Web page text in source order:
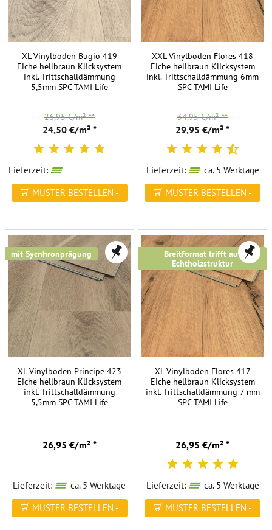
sind
sehr
vielseitig,
wenn
möglich,
Vinyl
zu
kaufen,
wie
andere
Bodenbeläge
aussieht,
einschließlich
Holz
und
Stein.
Vinylböden
bieten
eine
große
Auswahl
Hellbraune
Vinylböden
XL Vinylboden Bugio 419
Eiche hellbraun Klicksystem
inkl. Trittschalldämmung
5,5mm SPC TAMI Life
24,50 €/m² *
26,95 €/m²**
Lieferzeit:
wieder verfügbar in ca. 84 Werktagen
MUSTER BESTELLEN -
XXL Vinylboden Flores 418
Eiche hellbraun Klicksystem
inkl. Trittschalldämmung 6mm
SPC TAMI Life
29,95 €/m² *
34,95 €/m²**
Lieferzeit:
ca. 5 Werktage
MUSTER BESTELLEN -
mit Sycnhronprägung
XL Vinylboden Principe 423
Eiche hellbraun Klicksystem
inkl. Trittschalldämmung
5,5mm SPC TAMI Life
26,95 €/m² *
Lieferzeit:
ca. 5 Werktage
MUSTER BESTELLEN -
Breitformat trifft auf
Echtholzstruktur
XL Vinylboden Flores 417
Eiche hellbraun Klicksystem
inkl. Trittschalldämmung 7 mm
SPC TAMI Life
26,95 €/m² *
Lieferzeit:
ca. 5 Werktage
MUSTER BESTELLEN -